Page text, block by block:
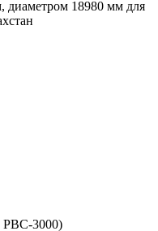
диаметром 18980 мм для